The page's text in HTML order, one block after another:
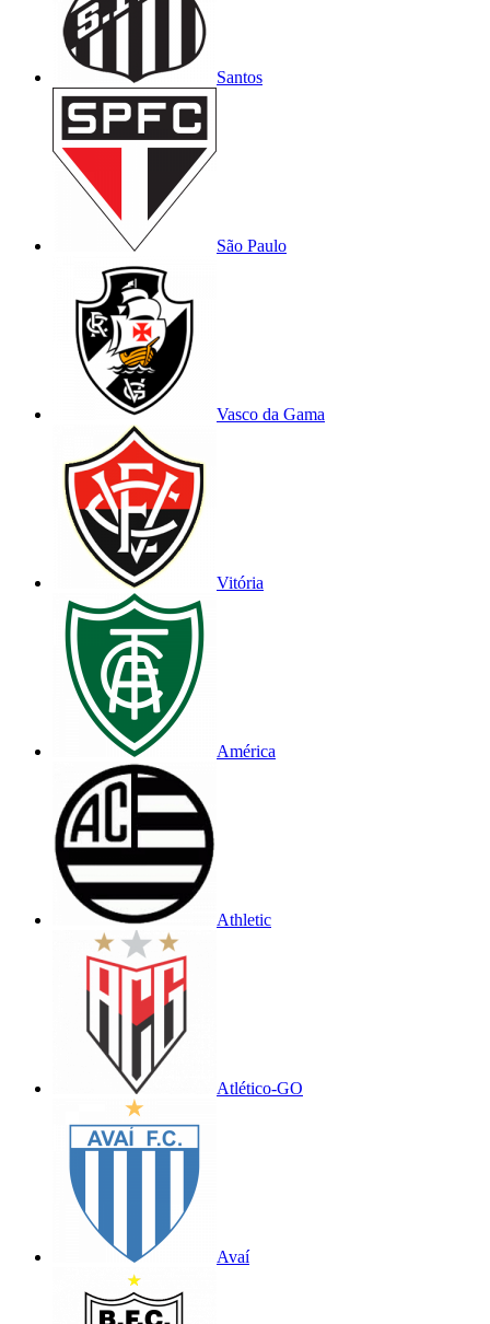
Santos
São Paulo
Vasco da Gama
Vitória
América
Athletic
Atlético-GO
Avaí